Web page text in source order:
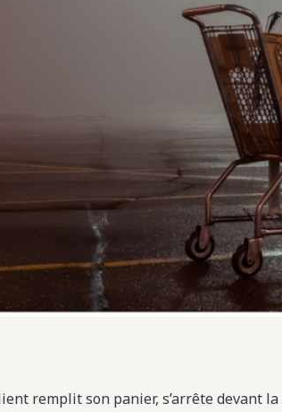
remplit son panier, s’arrête devant la